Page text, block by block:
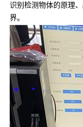
识别检测物体的原理
界。